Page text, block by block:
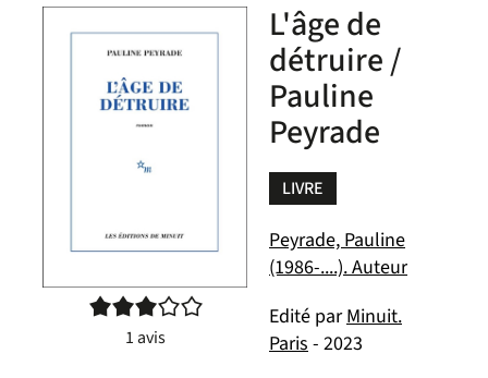
fenêtre)
mail
3/5
1avis
L'âge de
détruire /
Pauline
Peyrade
LIVRE
Peyrade, Pauline
(1986-....). Auteur
Edité parMinuit.
Paris- 2023